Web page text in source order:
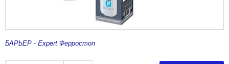
БАРЬЕР - Expert Ферростоп